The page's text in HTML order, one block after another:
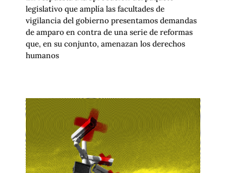
legislativo que amplía las facultades de
vigilancia del gobierno presentamos demandas
de amparo en contra de una serie de reformas
que, en su conjunto, amenazan los derechos
humanos